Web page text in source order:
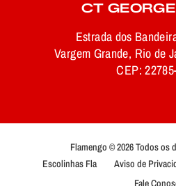
CT
Estrada dos
Vargem Grande, Rio de
CEP:
Flamengo © 2026 Todos os
Escolinhas Fla
Aviso de
Fale